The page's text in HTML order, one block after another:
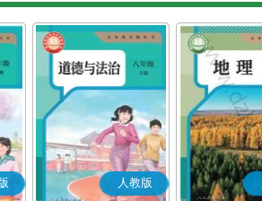
人教版